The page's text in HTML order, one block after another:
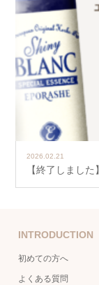
2026.02.21
【終了しまし
INTRODUCTION
初めての方へ
よくある質問